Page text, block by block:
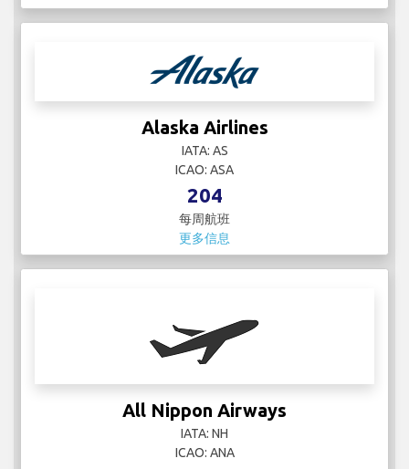
Alaska Airlines
IATA: AS
ICAO: ASA
204
每周航班
更多信息
All Nippon Airways
ICAO: ANA
72
每周航班